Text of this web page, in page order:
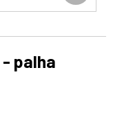
palha